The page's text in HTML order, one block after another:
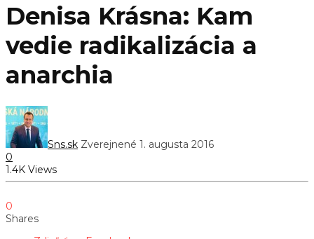
Denisa Krásna: Kam
vedie radikalizácia a
anarchia
Sns.sk Zverejnené 1. augusta 2016
0
1.4K Views
0
Shares